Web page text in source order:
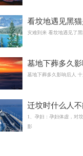
看坟地遇见黑
灾难到来 看坟地遇见了
墓地下葬多久
墓地下葬多久影响后人
迁坟时什么人
些
1、孕妇：孕妇体虚，对
影